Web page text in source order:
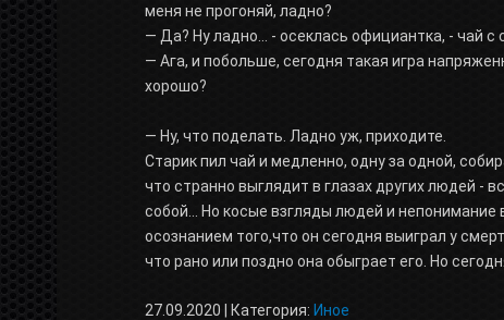
меня не прогоняй, ладно?
— Да? Ну ладно... - осеклась официантка, - чай с
— Ага, и побольше, сегодня такая игра
хорошо?
— Ну, что поделать. Ладно уж, приходите.
Старик пил чай и медленно, одну за одной,
что странно выглядит в глазах других людей -
собой... Но косые взгляды людей и
осознанием того,что он сегодня выиграл у
что рано или поздно она обыграет его. Но
27.09.2020 | Категория: Иное